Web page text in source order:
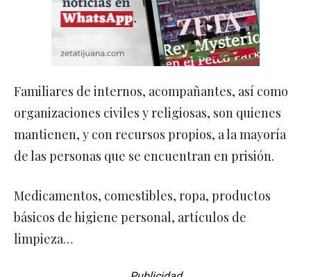
Familiares de internos, acompañantes, así como
organizaciones civiles y religiosas, son quienes
mantienen, y con recursos propios, a la mayoría
de las personas que se encuentran en prisión.
Medicamentos, comestibles, ropa, productos
básicos de higiene personal, artículos de
limpieza…
Publicidad